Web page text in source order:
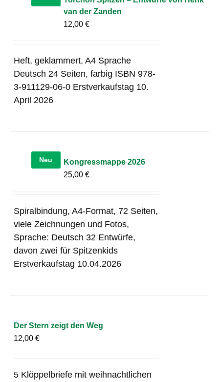
van der Zanden
12,00€
Heft, geklammert, A4 Sprache
Deutsch 24 Seiten, farbig ISBN 978-
3-911129-06-0 Erstverkaufstag 10.
April 2026
Neu
Kongressmappe 2026
25,00€
Spiralbindung, A4-Format, 72 Seiten,
viele Zeichnungen und Fotos,
Sprache: Deutsch 32 Entwürfe,
davon zwei für Spitzenkids
Erstverkaufstag 10.04.2026
Der Stern zeigt den Weg
12,00€
5 Klöppelbriefe mit weihnachtlichen